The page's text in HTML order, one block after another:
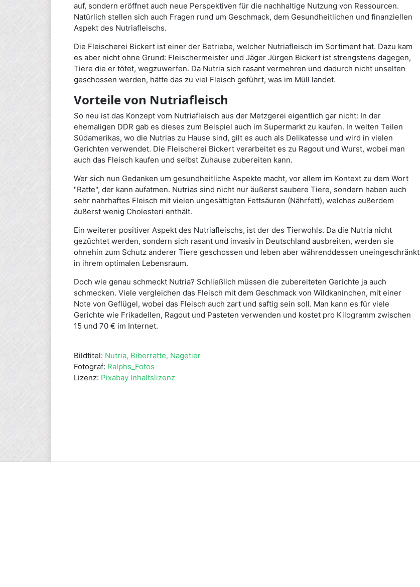
auf, sondern eröffnet auch neue Perspektiven für die nachhaltige Nutzung von Ressourcen.
Natürlich stellen sich auch Fragen rund um Geschmack, dem Gesundheitlichen und finanziellen
Aspekt des Nutriafleischs.
Die Fleischerei Bickert ist einer der Betriebe, welcher Nutriafleisch im Sortiment hat. Dazu kam
es aber nicht ohne Grund: Fleischermeister und Jäger Jürgen Bickert ist strengstens dagegen,
Tiere die er tötet, wegzuwerfen. Da Nutria sich rasant vermehren und dadurch nicht unselten
geschossen werden, hätte das zu viel Fleisch geführt, was im Müll landet.
Vorteile von Nutriafleisch
So neu ist das Konzept vom Nutriafleisch aus der Metzgerei eigentlich gar nicht: In der
ehemaligen DDR gab es dieses zum Beispiel auch im Supermarkt zu kaufen. In weiten Teilen
Südamerikas, wo die Nutrias zu Hause sind, gilt es auch als Delikatesse und wird in vielen
Gerichten verwendet. Die Fleischerei Bickert verarbeitet es zu Ragout und Wurst, wobei man
auch das Fleisch kaufen und selbst Zuhause zubereiten kann.
Wer sich nun Gedanken um gesundheitliche Aspekte macht, vor allem im Kontext zu dem Wort
"Ratte", der kann aufatmen. Nutrias sind nicht nur äußerst saubere Tiere, sondern haben auch
sehr nahrhaftes Fleisch mit vielen ungesättigten Fettsäuren (Nährfett), welches außerdem
äußerst wenig Cholesteri enthält.
Ein weiterer positiver Aspekt des Nutriafleischs, ist der des Tierwohls. Da die Nutria nicht
gezüchtet werden, sondern sich rasant und invasiv in Deutschland ausbreiten, werden sie
ohnehin zum Schutz anderer Tiere geschossen und leben aber währenddessen uneingeschränkt
in ihrem optimalen Lebensraum.
Doch wie genau schmeckt Nutria? Schließlich müssen die zubereiteten Gerichte ja auch
schmecken. Viele vergleichen das Fleisch mit dem Geschmack von Wildkaninchen, mit einer
Note von Geflügel, wobei das Fleisch auch zart und saftig sein soll. Man kann es für viele
Gerichte wie Frikadellen, Ragout und Pasteten verwenden und kostet pro Kilogramm zwischen
15 und 70 € im Internet.
Bildtitel: Nutria, Biberratte, Nagetier
Fotograf: Ralphs_Fotos
Lizenz: Pixabay Inhaltslizenz